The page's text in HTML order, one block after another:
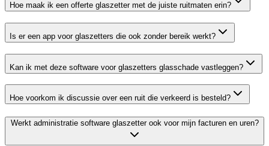
Hoe maak ik een offerte glaszetter met de juiste ruitmaten erin?
Is er een app voor glaszetters die ook zonder bereik werkt?
Kan ik met deze software voor glaszetters glasschade vastleggen?
Hoe voorkom ik discussie over een ruit die verkeerd is besteld?
Werkt administratie software glaszetter ook voor mijn facturen en uren?